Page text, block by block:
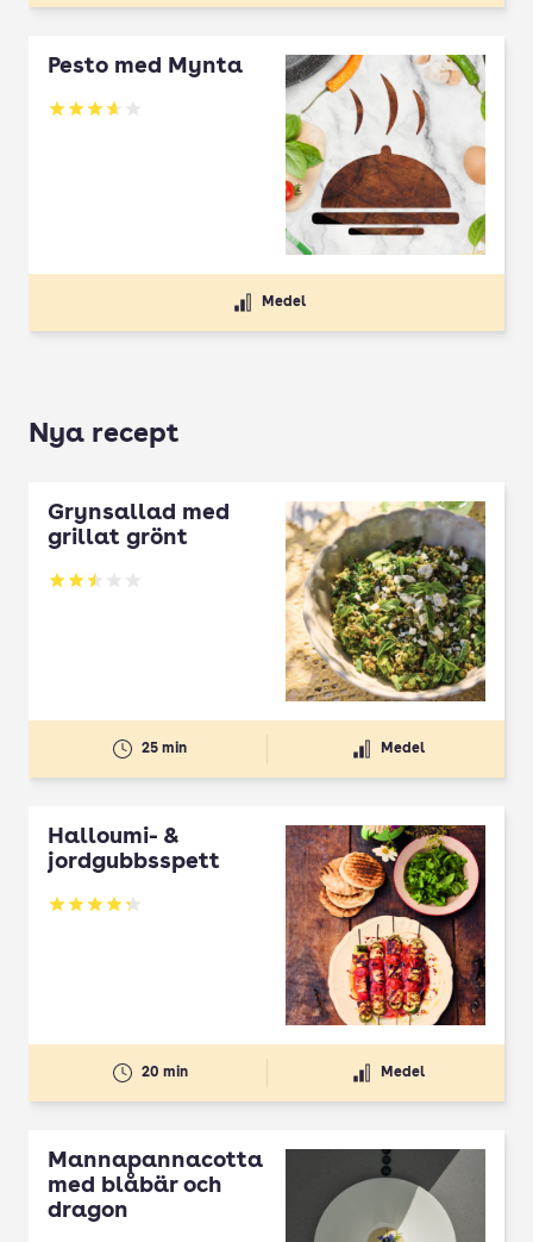
Pesto med Mynta
Betyg: 3.64 av 5
Medel
Nya recept
Grynsallad med
grillat grönt
Betyg: 2.5 av 5
25 min Medel
Halloumi- &
jordgubbsspett
Betyg: 4.3 av 5
20 min Medel
Mannapannacotta
med blåbär och
dragon